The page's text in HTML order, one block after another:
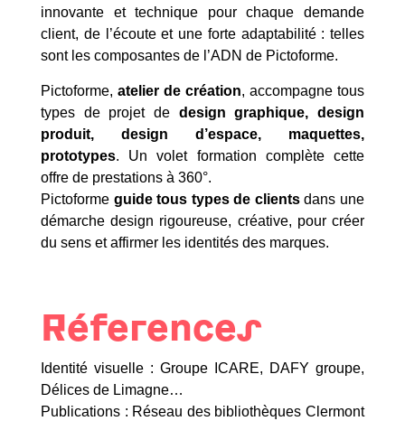
innovante et technique pour chaque demande
client, de l’écoute et une forte adaptabilité : telles
sont les composantes de l’ADN de Pictoforme.
Pictoforme, atelier de création, accompagne tous
types de projet de design graphique, design
produit, design d’espace, maquettes,
prototypes. Un volet formation complète cette
offre de prestations à 360°.
Pictoforme guide tous types de clientsdans une
démarche design rigoureuse, créative, pour créer
du sens et affirmer les identités des marques.
Réferences
Identité visuelle : Groupe ICARE, DAFY groupe,
Délices de Limagne…
Publications : Réseau des bibliothèques Clermont